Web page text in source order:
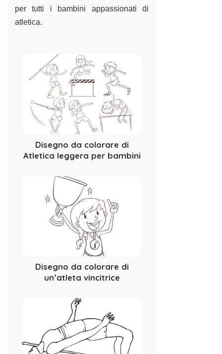
per tutti i bambini appassionati di
atletica.
Disegno da colorare di
Atletica leggera per bambini
Disegno da colorare di
un’atleta vincitrice